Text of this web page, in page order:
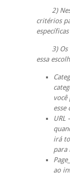
2)
critérios
3) Os
essa
esse
URL
irá
para
ao